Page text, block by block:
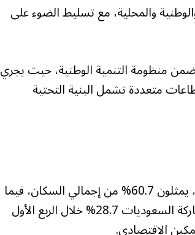
والمحلية، مع تسليط الضوء على
ضمن منظومة التنمية الوطنية، حيث يجري
قيمتها 200 مليار ريال، في قطاعات متعددة تشمل البنية التحتية
وأوضح التقرير أن عدد العاملين في المنطقة بلغ نحو 479,707 موظفين، يمثلون 60.7% من إجمالي السكان، فيما
بلغت نسبة مشاركة السعوديين في القطاع الخاص 57.3%، ونسبة مشاركة السعوديات 28.7% خلال الربع الأول